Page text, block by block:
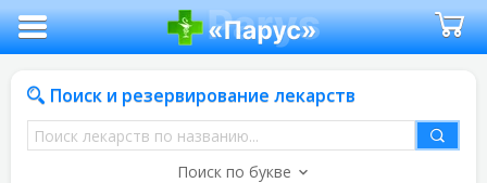
Поиск и резервирование лекарств
Поиск
лекарств
Поиск по букве